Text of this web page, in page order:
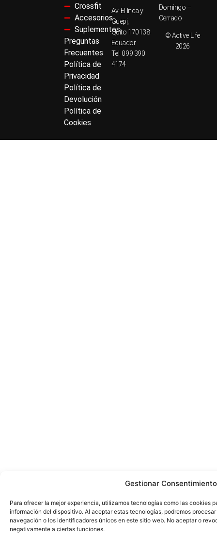
Gestionar Consentimiento
Para ofrecer la mejor experiencia, utilizamos tecnologías como las cookies
información del dispositivo. Al aceptar estas tecnologías, podremos
navegación o los identificadores únicos en este sitio web. No aceptar o
negativamente a ciertas funciones.
Crossfit
Accesorios
Suplementos
Preguntas
Frecuentes
Política de
Privacidad
Política de
Devolución
Política de
Cookies
Av. El Inca y
Guepi,
Quito 170138
Ecuador
Tel: 099 390
4174
Domingo –
Cerrado
© Active Life
2026